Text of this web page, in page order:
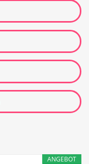
ANGEBOT